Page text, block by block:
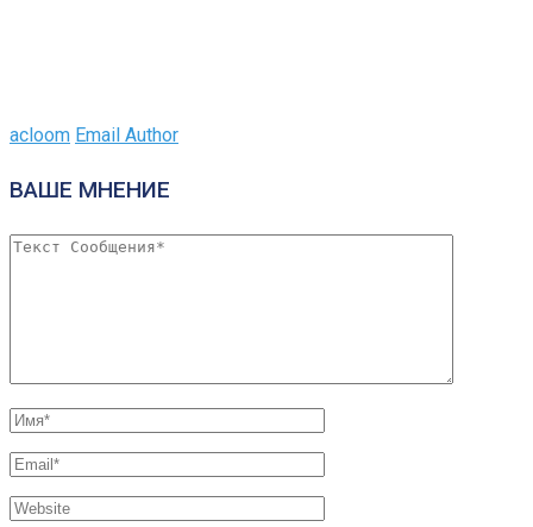
acloom Email Author
ВАШЕ МНЕНИЕ